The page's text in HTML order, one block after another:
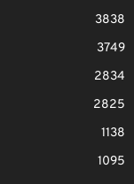
3838
3749
2834
2825
1138
1095